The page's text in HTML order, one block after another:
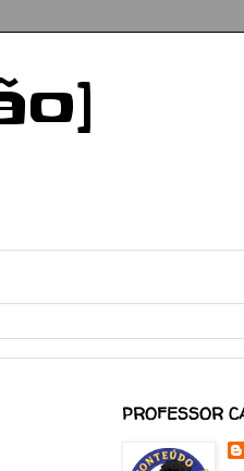
PROFESSOR